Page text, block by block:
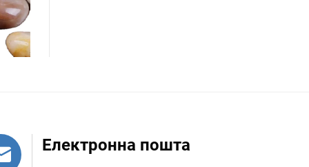
Електронна пошта